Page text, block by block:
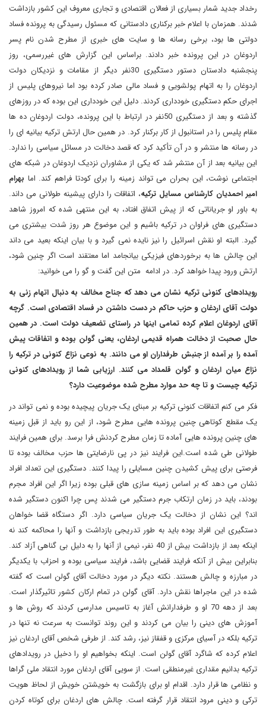
رخداد جدید شمار بسیاری از فعالان اقتصادی و تجاری معروف این کشور بازداشت
شدند. همزمان با اعلام خبر برکناری دادستانی که مسئول رسیدگی به پرونده فساد
دولتی ها بود، برخی رسانه ها و سایت های خبری از مطرح شدن نام پسر
اردوغان در این پرونده خبر دادند. براساس این گزارش های غیررسمی، روز
پنجشنبه دادستان دستور دستگیری 30نفر دیگر از مقامات و نزدیکان دولت
اردوغان را به اتهام پولشویی و فساد مالی صادر کرده بود اما نیروهای پلیس از
اجرای حکم دستگیری خودداری کردند. دلیل این خودداری این بوده که در روزهای
گذشته و بعد از دستگیری 50نفر در ارتباط با این پرونده، دولت اردوغان ده ها
مقام پلیس را در استانبول از کار برکنار کرد. در همین حال ارتش ترکیه بیانیه ای را
در رسانه ها منتشر و در آن تأکید کرد که قصد دخالت در مسائل سیاسی را ندارد.
این بیانیه بعد از آن منتشر شد که یکی از مشاوران نزدیک اردوغان در شبکه های
اجتماعی نوشت، این بحران می تواند زمینه را برای کودتا فراهم کند. اما بهرام
امیر احمدیان کارشناس مسایل ترکیه، اتفاقات را دارای پیشینه طولانی می داند.
به باور او جریاناتی که از پیش اتفاق افتاد، به این منتهی شده که امروز شاهد
دستگیری های فراوان در ترکیه باشیم و این موضوع هر روز شدت بیشتری می
گیرد. البته او نقش اسرائیل را نیز نایده نمی گیرد و با بیان اینکه بعید می داند
این چالش ها به برخوردهای فیزیکی بیانجامد اما معتقند است اگر چنین شود،
ارتش ورود پیدا خواهد کرد. در ادامه متن این گفت و گو را می خوانید:
رویدادهای کنونی ترکیه نشان می دهد که جناح مخالف به دنبال اتهام زنی به
دولت آقای اردغان و حزب حاکم در دست داشتن در فساد اقتصادی است. گرچه
آقای اردوغان اعلام کرده تمامی اینها در راستای تضعیف دولت است. در همین
حال صحبت از دخالت همراه قدیمی اردغان، یعنی گولن بوده و اتفاقات پیش
آمده را بر آمده از جنبش طرفداران او می دانند. به نوعی نزاع کنونی در ترکیه را
نزاع میان اردغان و گولن قلمداد می کنند. ارزیابی شما از رویدادهای کنونی
ترکیه چیست و تا چه حد موارد مطرح شده موضوعیت دارد؟
فکر می کنم اتفاقات کنونی ترکیه بر مبنای یک جریان پیچیده بوده و نمی تواند در
یک مقطع کوتاهی چنین پرونده هایی مطرح شود، از این رو باید از قبل زمینه
های چنین پرونده هایی آماده تا زمان مطرح کردنش فرا برسد. برای همین فرایند
طولانی طی شده است.این فرایند نیز در پی نارضایتی ها حزب مخالف بوده تا
فرصتی برای پیش کشیدن چنین مسایلی را پیدا کنند. دستگیری این تعداد افراد
نشان می دهد که بر اساس زمینه سازی های قبلی بوده زیرا اگر این افراد مجرم
بودند، باید در زمان ارتکاب جرم دستگیر می شدند پس چرا اکنون دستگیر شده
اند؟ این نشان از دخالت یک جریان سیاسی دارد. اگر دستگاه قضا خواهان
دستگیری این افراد بوده باید به طور تدریجی بازداشت و آنها را محاکمه کند نه
اینکه بعد از بازداشت بیش از 40 نفر، نیمی از آنها را به دلیل بی گناهی آزاد کند.
بنابراین بیش از آنکه فرایند قضایی باشد، فرایند سیاسی بوده و احزاب با یکدیگر
در مبارزه و چالش هستند. نکته دیگر در مورد دخالت آقای گولن است که گفته
شده در این ماجراها نقش دارد. آقای گولن در تمام ارکان کشور تاثیرگذار است.
بعد از دهه 70 او و طرفدارانش آغاز به تاسیس مدارسی کردند که روش ها و
آموزش های دینی را بیان می کردند و این روند توانست به سرعت نه تنها در
ترکیه بلکه در آسیای مرکزی و قفقاز نیز، رشد کند. از طرفی شخص آقای اردغان نیز
اعلام کرده که شاگرد آقای گولن است. اینکه بخواهیم او را دخیل در رویدادهای
ترکیه بدانیم مقداری غیرمنطقی است. از سویی آقای اردغان مورد انتقاد ملی گراها
و نظامی ها قرار دارد. اقدام او برای بازگشت به خویشتن خویش از لحاظ هویت
ترکی و دینی مرود انتقاد قرار گرفته است. چالش های اردغان برای کوتاه کردن